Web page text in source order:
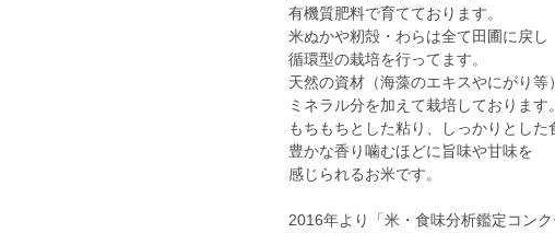
有機質肥料で育てております。
米ぬかや籾殻・わらは全て田圃に戻し
循環型の栽培を行ってます。
天然の資材（海藻のエキスやにがり等
ミネラル分を加えて栽培しております。
もちもちとした粘り、しっかりとした
豊かな香り噛むほどに旨味や甘味を
感じられるお米です。
2016年より「米・食味分析鑑定コン